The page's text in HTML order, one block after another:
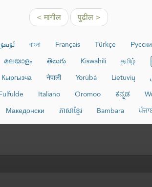
< मागील पुढील >
বাংলা Français Türkçe
മലയാളം తెలుగు Kiswahili தமிழ்
Кыргызча नेपाली Yorùbá Lietuvių
Italiano Oromoo ಕನ್ನಡ
Македонски ភាសាខ្មែរ Bambara